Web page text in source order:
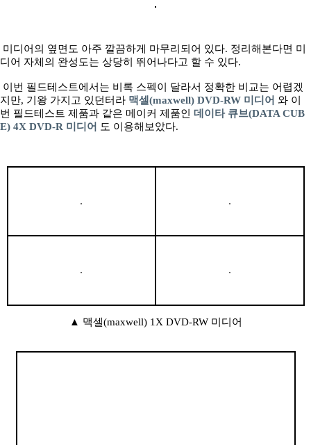
미디어의 옆면도 아주 깔끔하게 마무리되어 있다. 정리해본다면 미
디어 자체의 완성도는 상당히 뛰어나다고 할 수 있다.
이번 필드테스트에서는 비록 스펙이 달라서 정확한 비교는 어렵겠
지만, 기왕 가지고 있던터라 맥셀(maxwell) DVD-RW 미디어 와 이
번 필드테스트 제품과 같은 메이커 제품인 데이타 큐브(DATA CUB
E) 4X DVD-R 미디어 도 이용해보았다.
▲ 맥셀(maxwell) 1X DVD-RW 미디어